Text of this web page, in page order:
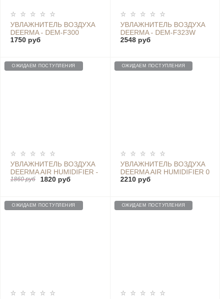
УВЛАЖНИТЕЛЬ ВОЗДУХА
DEERMA - DEM-F300
1750 руб
УВЛАЖНИТЕЛЬ ВОЗДУХА
DEERMA - DEM-F323W
2548 руб
ОЖИДАЕМ ПОСТУПЛЕНИЯ
УВЛАЖНИТЕЛЬ ВОЗДУХА
DEERMA AIR HUMIDIFIER -
DEM-LD200
1860 руб 1820 руб
ОЖИДАЕМ ПОСТУПЛЕНИЯ
УВЛАЖНИТЕЛЬ ВОЗДУХА
DEERMA AIR HUMIDIFIER 0
5L - DEM-F600
2210 руб
ОЖИДАЕМ ПОСТУПЛЕНИЯ ОЖИДАЕМ ПОСТУПЛЕНИЯ